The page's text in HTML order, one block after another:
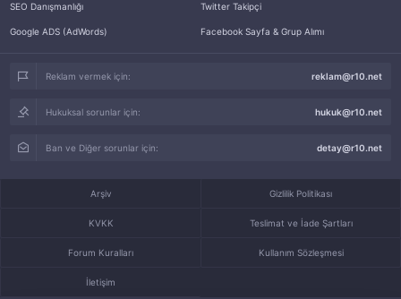
SEO Danışmanlığı
Google ADS (AdWords)
Twitter Takipçi
Facebook Sayfa & Grup Alımı
Reklam vermek için: reklam@r10.net
Hukuksal sorunlar için: hukuk@r10.net
Ban ve Diğer sorunlar için: detay@r10.net
Arşiv Gizlilik Politikası
KVKK Teslimat ve İade Şartları
Forum Kuralları Kullanım Sözleşmesi
İletişim